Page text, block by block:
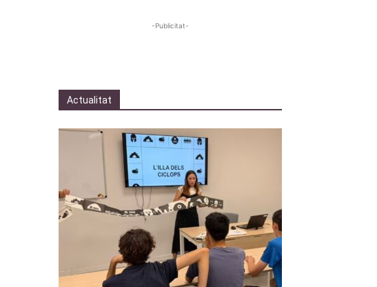
-Publicitat-
Actualitat